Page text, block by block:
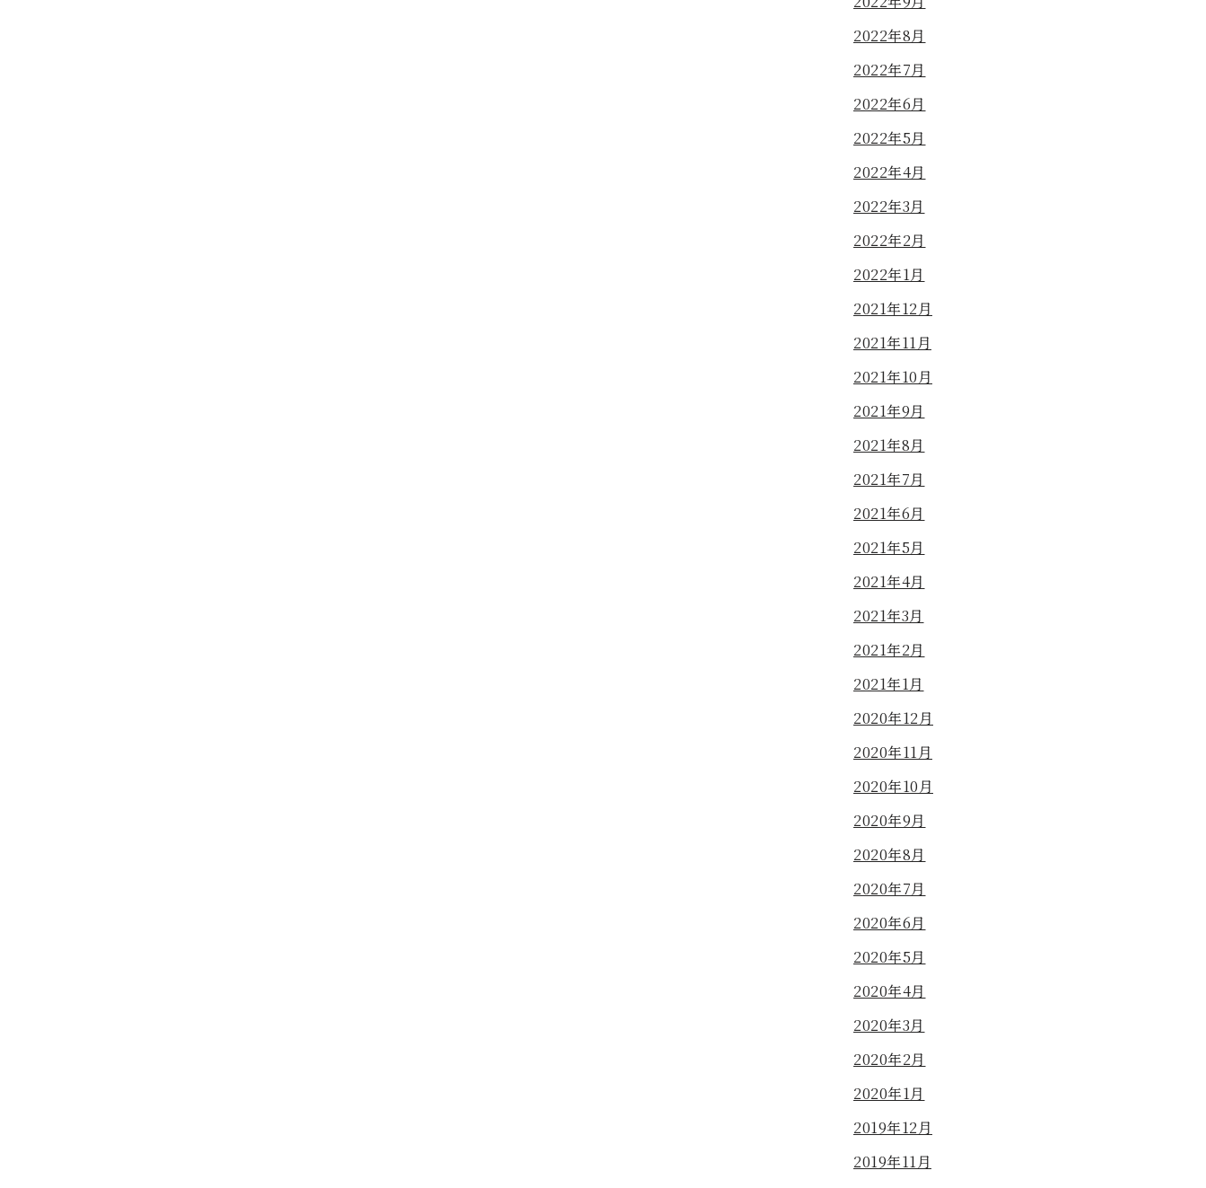
2022年8月
2022年7月
2022年6月
2022年5月
2022年4月
2022年3月
2022年2月
2022年1月
2021年12月
2021年11月
2021年10月
2021年9月
2021年8月
2021年7月
2021年6月
2021年5月
2021年4月
2021年3月
2021年2月
2021年1月
2020年12月
2020年11月
2020年10月
2020年9月
2020年8月
2020年7月
2020年6月
2020年5月
2020年4月
2020年3月
2020年2月
2020年1月
2019年12月
2019年11月